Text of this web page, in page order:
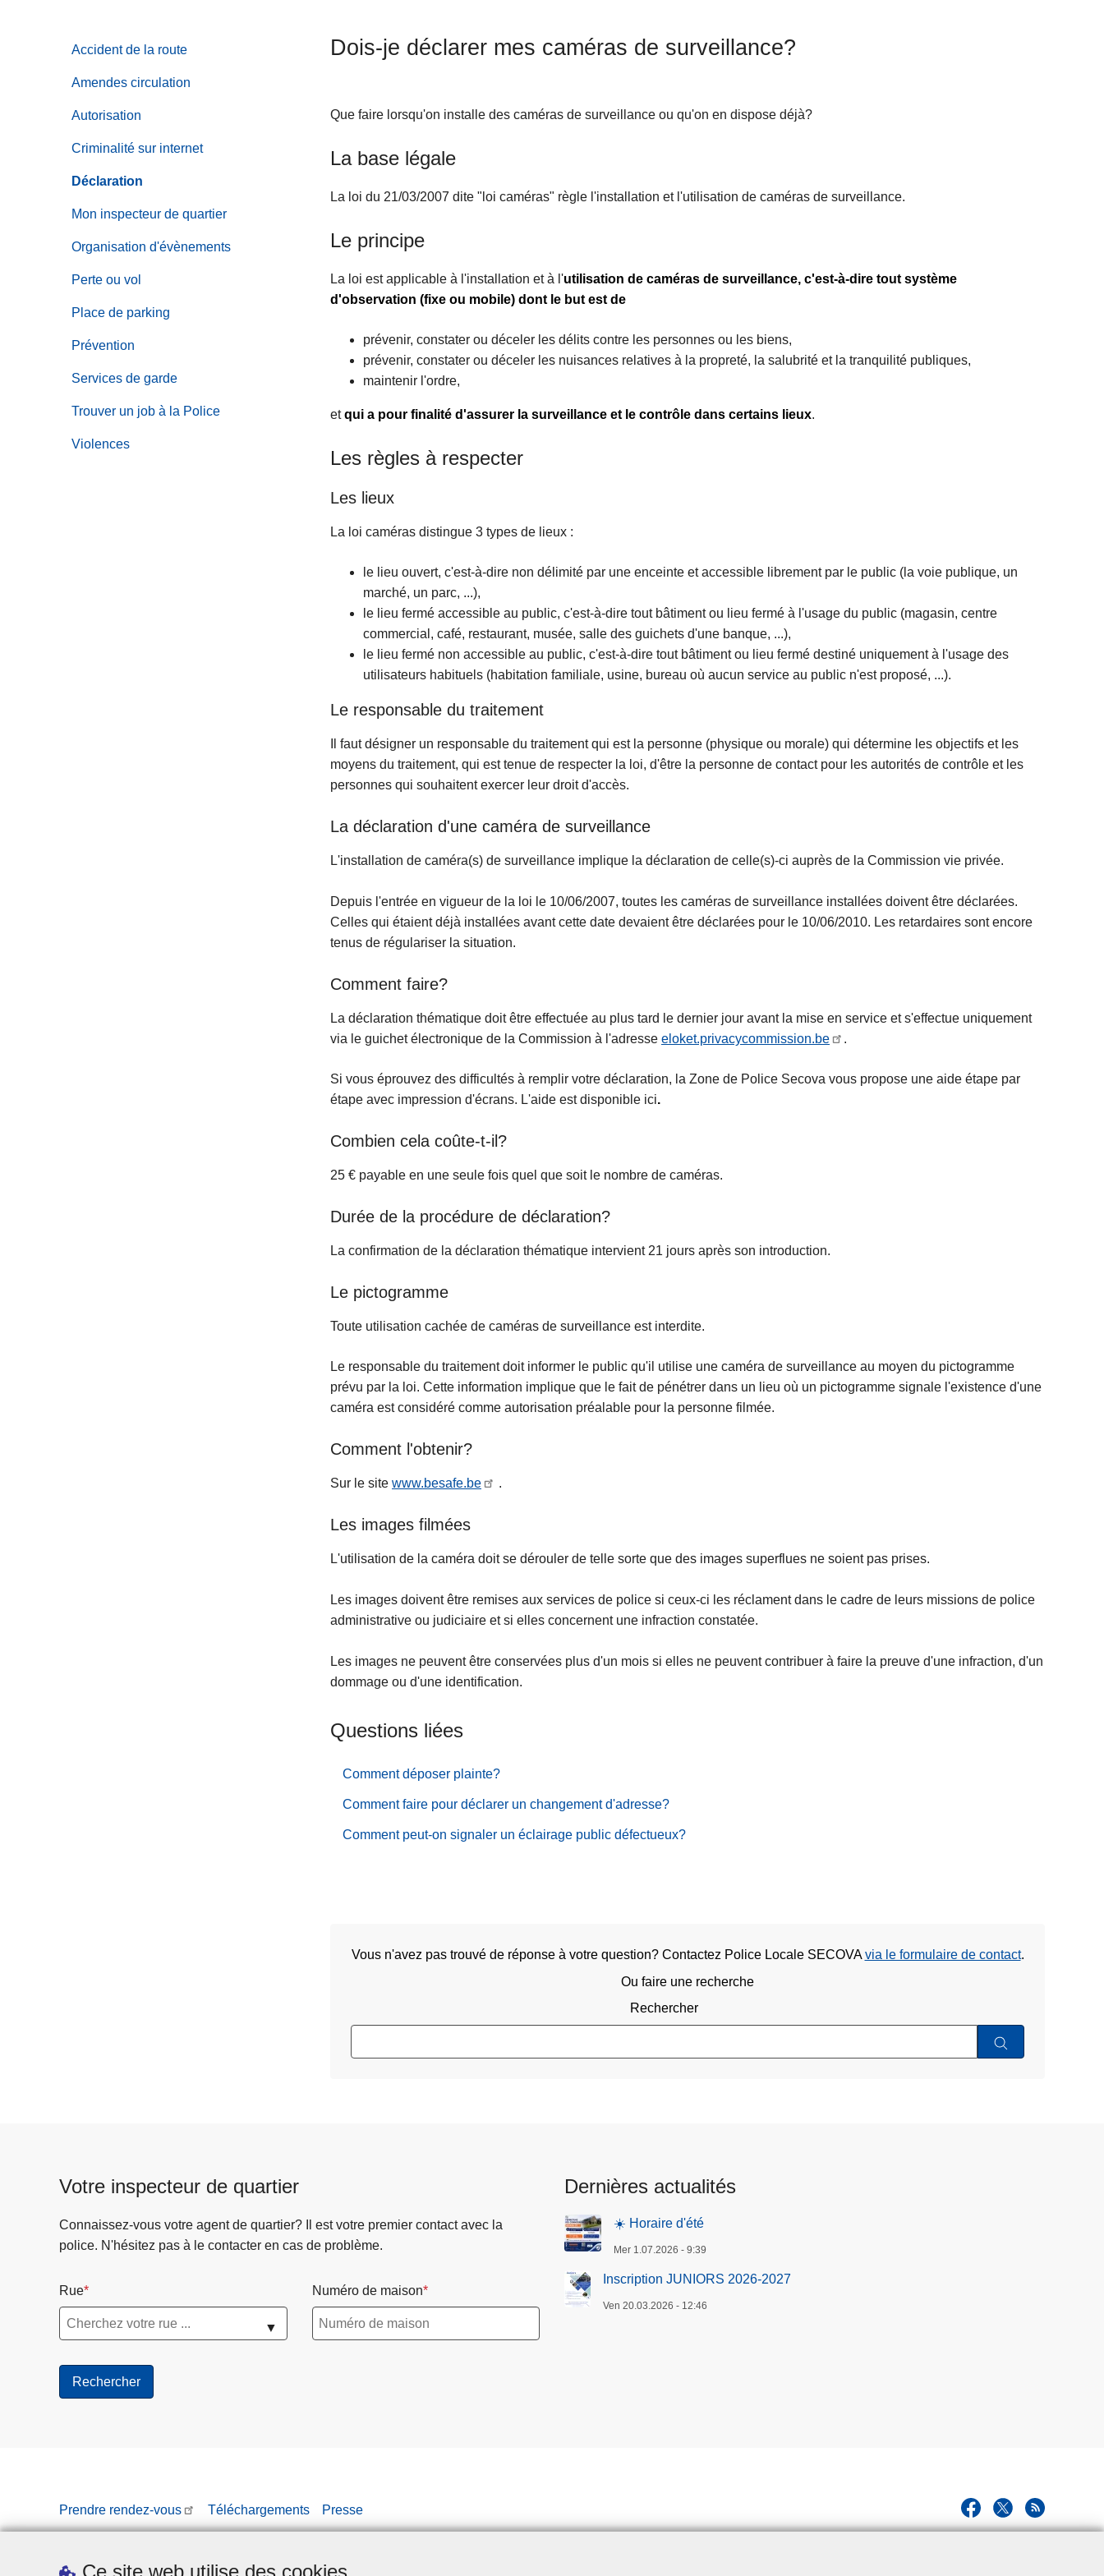
Ce site web utilise des cookies
Accident de la route
Amendes circulation
Autorisation
Criminalité sur internet
Déclaration
Mon inspecteur de quartier
Organisation d'évènements
Perte ou vol
Place de parking
Prévention
Services de garde
Trouver un job à la Police
Violences
Dois-je déclarer mes caméras de surveillance?
Que faire lorsqu'on installe des caméras de surveillance ou qu'on en dispose déjà?
La base légale
La loi du 21/03/2007 dite "loi caméras" règle l'installation et l'utilisation de caméras de surveillance.
Le principe
La loi est applicable à l'installation et à l'utilisation de caméras de surveillance, c'est-à-dire tout système
d'observation (fixe ou mobile) dont le but est de
prévenir, constater ou déceler les délits contre les personnes ou les biens,
prévenir, constater ou déceler les nuisances relatives à la propreté, la salubrité et la tranquilité publiques,
maintenir l'ordre,
etqui a pour finalité d'assurer la surveillance et le contrôle dans certains lieux.
Les règles à respecter
Les lieux
La loi caméras distingue 3 types de lieux :
le lieu ouvert, c'est-à-dire non délimité par une enceinte et accessible librement par le public (la voie publique, un
marché, un parc, ...),
le lieu fermé accessible au public, c'est-à-dire tout bâtiment ou lieu fermé à l'usage du public (magasin, centre
commercial, café, restaurant, musée, salle des guichets d'une banque, ...),
le lieu fermé non accessible au public, c'est-à-dire tout bâtiment ou lieu fermé destiné uniquement à l'usage des
utilisateurs habituels (habitation familiale, usine, bureau où aucun service au public n'est proposé, ...).
Le responsable du traitement
Il faut désigner un responsable du traitement qui est la personne (physique ou morale) qui détermine les objectifs et les
moyens du traitement, qui est tenue de respecter la loi, d'être la personne de contact pour les autorités de contrôle et les
personnes qui souhaitent exercer leur droit d'accès.
La déclaration d'une caméra de surveillance
L'installation de caméra(s) de surveillance implique la déclaration de celle(s)-ci auprès de la Commission vie privée.
Depuis l'entrée en vigueur de la loi le 10/06/2007, toutes les caméras de surveillance installées doivent être déclarées.
Celles qui étaient déjà installées avant cette date devaient être déclarées pour le 10/06/2010. Les retardaires sont encore
tenus de régulariser la situation.
Comment faire?
La déclaration thématique doit être effectuée au plus tard le dernier jour avant la mise en service et s'effectue uniquement
via le guichet électronique de la Commission à l'adresse eloket.privacycommission.be .
Si vous éprouvez des difficultés à remplir votre déclaration, la Zone de Police Secova vous propose une aide étape par
étape avec impression d'écrans. L'aide est disponible ici.
Combien cela coûte-t-il?
25 € payable en une seule fois quel que soit le nombre de caméras.
Durée de la procédure de déclaration?
La confirmation de la déclaration thématique intervient 21 jours après son introduction.
Le pictogramme
Toute utilisation cachée de caméras de surveillance est interdite.
Le responsable du traitement doit informer le public qu'il utilise une caméra de surveillance au moyen du pictogramme
prévu par la loi. Cette information implique que le fait de pénétrer dans un lieu où un pictogramme signale l'existence d'une
caméra est considéré comme autorisation préalable pour la personne filmée.
Comment l'obtenir?
Sur le site www.besafe.be .
Les images filmées
L'utilisation de la caméra doit se dérouler de telle sorte que des images superflues ne soient pas prises.
Les images doivent être remises aux services de police si ceux-ci les réclament dans le cadre de leurs missions de police
administrative ou judiciaire et si elles concernent une infraction constatée.
Les images ne peuvent être conservées plus d'un mois si elles ne peuvent contribuer à faire la preuve d'une infraction, d'un
dommage ou d'une identification.
Questions liées
Comment déposer plainte?
Comment faire pour déclarer un changement d'adresse?
Comment peut-on signaler un éclairage public défectueux?
Vous n'avez pas trouvé de réponse à votre question? Contactez Police Locale SECOVAvia le formulaire de contact.
Ou faire une recherche
Rechercher
Votre inspecteur de quartier
Connaissez-vous votre agent de quartier? Il est votre premier contact avec la
police. N'hésitez pas à le contacter en cas de problème.
Rue
▼
Numéro de maison
Dernières actualités
☀️ Horaire d'été
Mer 1.07.2026 - 9:39
Inscription JUNIORS 2026-2027
Ven 20.03.2026 - 12:46
Prendre rendez-vous Téléchargements Presse